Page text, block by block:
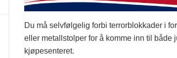
Du må selvfølgelig forbi terrorblokkader i
eller metallstolper for å komme inn til både
kjøpesenteret.